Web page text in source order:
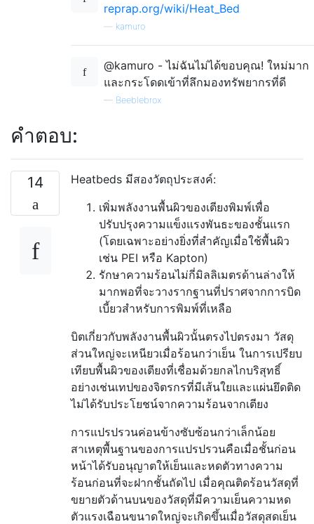
reprap.org/wiki/Heat_Bed
kamuro
@kamuro - ไม่ฉันไม่ได้ขอบคุณ! ใหม่มาก
และกระโดดเข้าที่ลึกมองทรัพยากรที่ดี
— Beeblebrox
คำตอบ:
14
Heatbeds มีสองวัตถุประสงค์:
เพิ่มพลังงานพื้นผิวของเตียงพิมพ์เพื่อ
ปรับปรุงความแข็งแรงพันธะของชั้นแรก
(โดยเฉพาะอย่างยิ่งที่สำคัญเมื่อใช้พื้นผิว
เช่น PEI หรือ Kapton)
รักษาความร้อนไม่กี่มิลลิเมตรด้านล่างให้
มากพอที่จะวางรากฐานที่ปราศจากการบิด
เบี้ยวสำหรับการพิมพ์ที่เหลือ
บิตเกี่ยวกับพลังงานพื้นผิวนั้นตรงไปตรงมา วัสดุ
ส่วนใหญ่จะเหนียวเมื่อร้อนกว่าเย็น ในการเปรียบ
เทียบพื้นผิวของเตียงที่เชื่อมด้วยกลไกบริสุทธิ์
อย่างเช่นเทปของจิตรกรที่มีเส้นใยและแผ่นยึดติด
ไม่ได้รับประโยชน์จากความร้อนจากเตียง
การแปรปรวนค่อนข้างซับซ้อนกว่าเล็กน้อย
สาเหตุพื้นฐานของการแปรปรวนคือเมื่อชั้นก่อน
หน้าได้รับอนุญาตให้เย็นและหดตัวทางความ
ร้อนก่อนที่จะฝากชั้นถัดไป เมื่อคุณติดร้อนวัสดุที่
ขยายตัวด้านบนของวัสดุที่มีความเย็นความหด
ตัวแรงเฉือนขนาดใหญ่จะเกิดขึ้นเมื่อวัสดุสดเย็น